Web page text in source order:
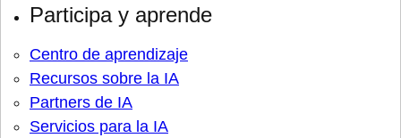
Participa y aprende
Centro de aprendizaje
Recursos sobre la IA
Partners de IA
Servicios para la IA